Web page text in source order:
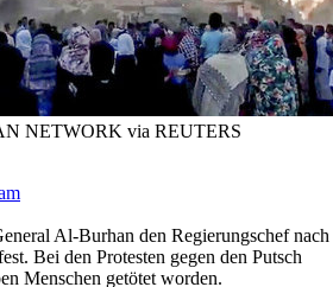
NETWORK via REUTERS
Al-Burhan den Regierungschef nach
Bei den Protesten gegen den Putsch
Menschen getötet worden.